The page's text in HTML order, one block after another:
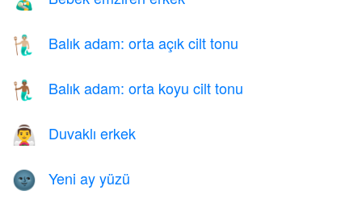
🧜🏼‍♂️ Balık adam: orta açık cilt tonu
🧜🏾‍♂️ Balık adam: orta koyu cilt tonu
👰‍♂️ Duvaklı erkek
🌚 Yeni ay yüzü